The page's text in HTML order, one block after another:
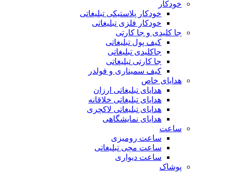
خودکار
خودکار پلاستیکی تبلیغاتی
خودکار فلزی تبلیغاتی
جا کلیدی و جا کارتی
کیف پول تبلیغاتی
جاکلیدی تبلیغاتی
جا کارتی تبلیغاتی
کیف سمیناری و فولدر
هدایای خاص
هدایای تبلیغاتی ارزان
هدایای تبلیغاتی خلاقانه
هدایای تبلیغاتی لاکچری
هدایای نمایشگاهی
ساعت
ساعت رومیزی
ساعت مچی تبلیغاتی
ساعت دیواری
پوشاک